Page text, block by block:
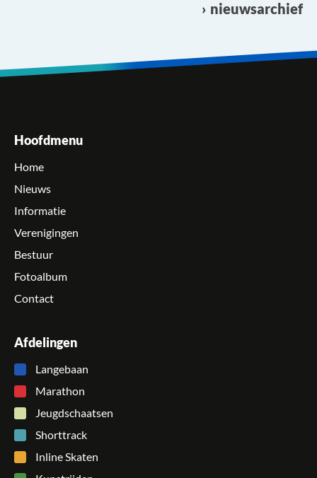
nieuwsarchief
Hoofdmenu
Home
Nieuws
Informatie
Verenigingen
Bestuur
Fotoalbum
Contact
Afdelingen
Langebaan
Marathon
Jeugdschaatsen
Shorttrack
Inline Skaten